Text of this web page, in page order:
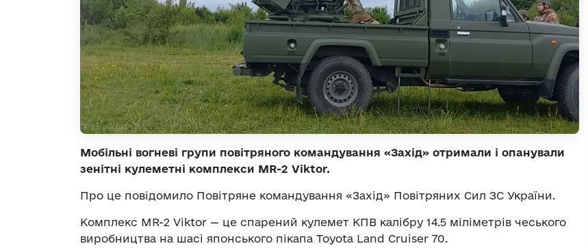
Мобільні вогневі групи повітряного командування «Захід» отримали і опанували
зенітні кулеметні комплекси MR-2 Viktor.
Про це повідомило Повітряне командування «Захід» Повітряних Сил ЗС України.
Комплекс MR-2 Viktor — це спарений кулемет КПВ калібру 14.5 міліметрів чеського
виробництва на шасі японського пікапа Toyota Land Cruiser 70.